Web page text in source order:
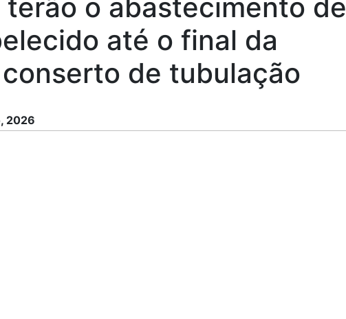
terão o abastecimento de
até o final da
de tubulação
2026